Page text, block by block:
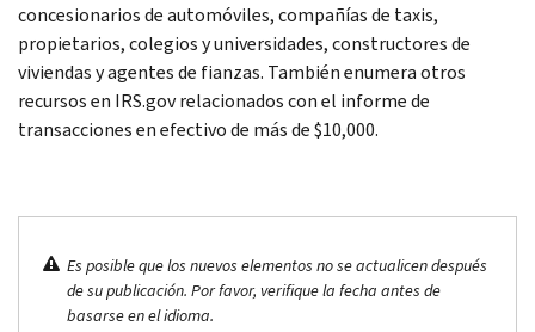
concesionarios de automóviles, compañías de taxis,
propietarios, colegios y universidades, constructores de
viviendas y agentes de fianzas. También enumera otros
recursos en IRS.gov relacionados con el informe de
transacciones en efectivo de más de $10,000.
Es posible que los nuevos elementos no se actualicen después
de su publicación. Por favor, verifique la fecha antes de
basarse en el idioma.